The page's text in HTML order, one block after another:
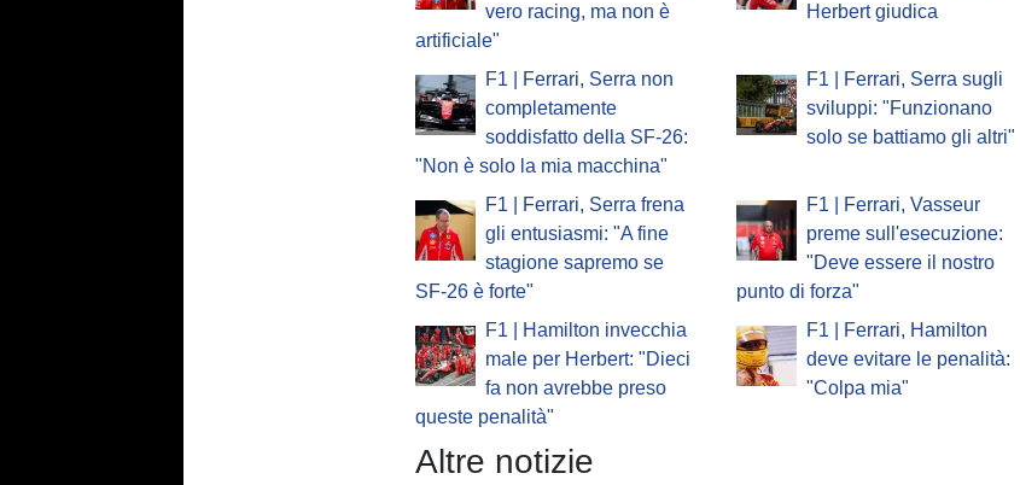
vero racing, ma non è
artificiale"
Herbert giudica
F1 | Ferrari, Serra non
completamente
soddisfatto della SF-26:
"Non è solo la mia macchina"
F1 | Ferrari, Serra sugli
sviluppi: "Funzionano
solo se battiamo gli altri"
F1 | Ferrari, Serra frena
gli entusiasmi: "A fine
stagione sapremo se
SF-26 è forte"
F1 | Ferrari, Vasseur
preme sull'esecuzione:
"Deve essere il nostro
punto di forza"
F1 | Hamilton invecchia
male per Herbert: "Dieci
fa non avrebbe preso
queste penalità"
F1 | Ferrari, Hamilton
deve evitare le penalità:
"Colpa mia"
Altre notizie